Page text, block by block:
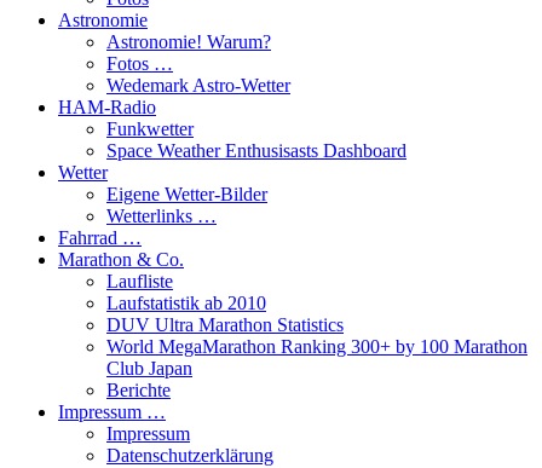
Astronomie
Astronomie! Warum?
Fotos …
Wedemark Astro-Wetter
HAM-Radio
Funkwetter
Space Weather Enthusisasts Dashboard
Wetter
Eigene Wetter-Bilder
Wetterlinks …
Fahrrad …
Marathon & Co.
Laufliste
Laufstatistik ab 2010
DUV Ultra Marathon Statistics
World MegaMarathon Ranking 300+ by 100 Marathon
Club Japan
Berichte
Impressum …
Impressum
Datenschutzerklärung